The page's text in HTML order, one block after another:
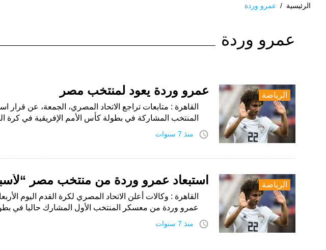
الرئيسية / عمرو وردة
الوسم:
عمرو
عمرو وردة
الرياضة عمرو وردة يعود لمنتخب مصر
القاهرة : متابعات تراجع الاتحاد المصري، الجمعة، عن قرار
المنتخب المشاركة في بطولة كأس الأمم الإفريقية في كرة
access_time منذ 7 سنوات
الرياضة استبعاد عمرو وردة من منتخب مصر
القاهرة : وكالات أعلن الاتحاد المصري لكرة القدم اليوم
عمرو وردة من معسكر المنتخب الأول المشارك حاليا في
access_time منذ 7 سنوات